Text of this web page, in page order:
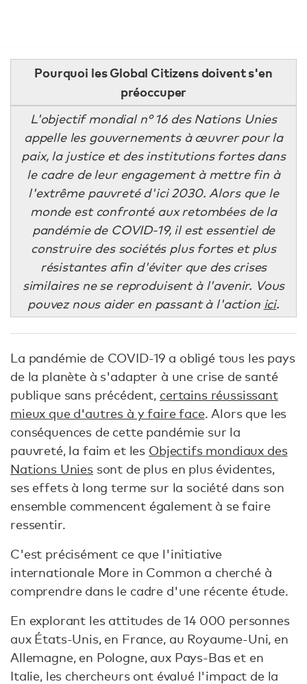
Pourquoi les Global Citizens doivent s'en
préoccuper
L'objectif mondial n° 16 des Nations Unies
appelle les gouvernements à œuvrer pour la
paix, la justice et des institutions fortes dans
le cadre de leur engagement à mettre fin à
l'extrême pauvreté d'ici 2030. Alors que le
monde est confronté aux retombées de la
pandémie de COVID-19, il est essentiel de
construire des sociétés plus fortes et plus
résistantes afin d'éviter que des crises
similaires ne se reproduisent à l'avenir. Vous
pouvez nous aider en passant à l'action ici.
La pandémie de COVID-19 a obligé tous les pays
de la planète à s'adapter à une crise de santé
publique sans précédent, certains réussissant
mieux que d'autres à y faire face. Alors que les
conséquences de cette pandémie sur la
pauvreté, la faim et les Objectifs mondiaux des
Nations Uniessont de plus en plus évidentes,
ses effets à long terme sur la société dans son
ensemble commencent également à se faire
ressentir.
C'est précisément ce que l'initiative
internationale More in Common a cherché à
comprendre dans le cadre d'une récente étude.
En explorant les attitudes de 14 000 personnes
aux États-Unis, en France, au Royaume-Uni, en
Allemagne, en Pologne, aux Pays-Bas et en
Italie, les chercheurs ont évalué l'impact de la